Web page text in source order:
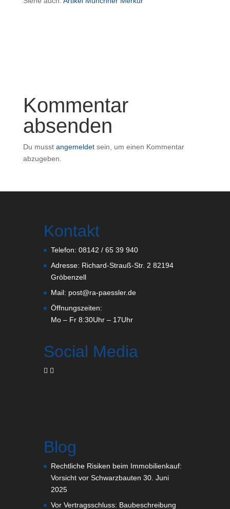
Kommentar
absenden
Du musst angemeldetsein, um einen Kommentar
abzugeben.
Kontakt
Telefon: 08142 / 65 39 940
Adresse: Richard-Strauß-Str. 2 82194
Gröbenzell
Mail: post@ra-paessler.de
Öffnungszeiten:
Mo – Fr 8:30Uhr – 17Uhr
Social Media
Blog
Rechtliche Risiken beim Immobilienkauf:
Vorsicht vor Schwarzbauten 30. Juni
2025
Vor Vertragsschluss: Baubeschreibung